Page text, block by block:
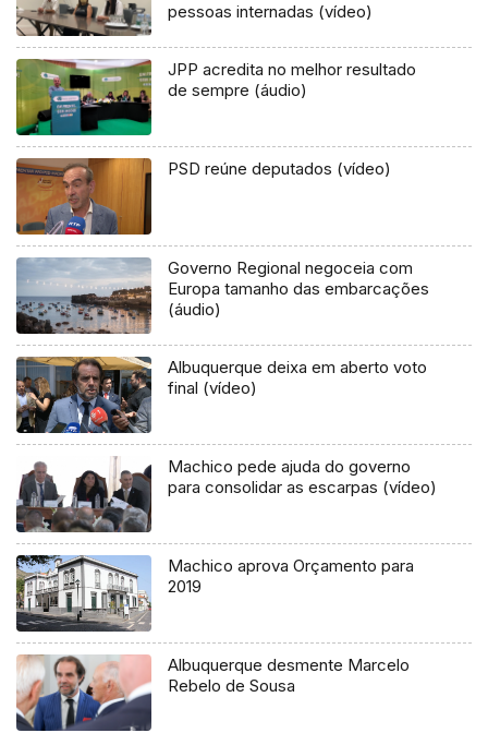
pessoas internadas (vídeo)
JPP acredita no melhor resultado
de sempre (áudio)
PSD reúne deputados (vídeo)
Governo Regional negoceia com
Europa tamanho das embarcações
(áudio)
Albuquerque deixa em aberto voto
final (vídeo)
Machico pede ajuda do governo
para consolidar as escarpas (vídeo)
Machico aprova Orçamento para
2019
Albuquerque desmente Marcelo
Rebelo de Sousa